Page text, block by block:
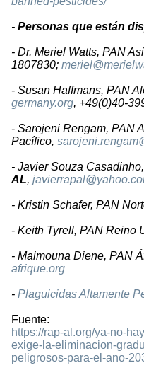
- Personas que están
- Dr. Meriel Watts, PAN
1807830;
- Susan Haffmans, PAN
germany.org, +49(0)40-
- Sarojeni Rengam, PAN
Pacífico,
- Javier Souza Casadinho,
AL,
- Kristin Schafer, PAN
- Keith Tyrell, PAN Reino
- Maimouna Diene, PAN
afrique.org
- Plaguicidas Altamente
Fuente:
https://rap-al.org/ya-no-
exige-la-eliminacion-
peligrosos-para-el-ano-